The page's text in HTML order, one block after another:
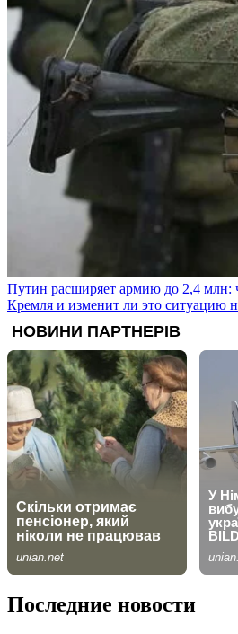
Путин расширяет армию до 2,4 млн:
Кремля и изменит ли это ситуацию
Последние новости